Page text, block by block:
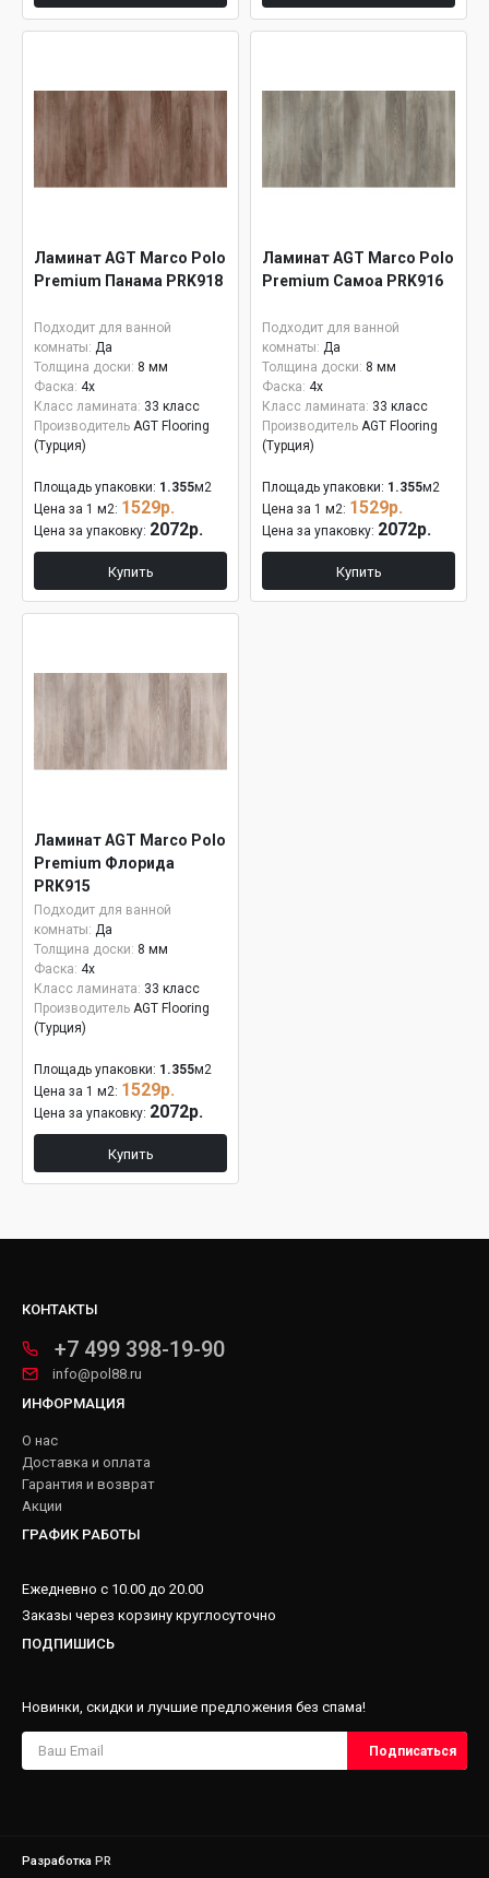
Ламинат AGT Marco Polo
Premium Панама PRK918
Подходит для ванной
комнаты: Да
Толщина доски: 8 мм
Фаска: 4x
Класс ламината: 33 класс
Производитель AGT Flooring
(Турция)
Площадь упаковки: 1.355м2
Цена за 1 м2: 1529р.
Цена за упаковку: 2072р.
Купить
Ламинат AGT Marco Polo
Premium Самоа PRK916
Подходит для ванной
комнаты: Да
Толщина доски: 8 мм
Фаска: 4x
Класс ламината: 33 класс
Производитель AGT Flooring
(Турция)
Площадь упаковки: 1.355м2
Цена за 1 м2: 1529р.
Цена за упаковку: 2072р.
Купить
Ламинат AGT Marco Polo
Premium Флорида
PRK915
Подходит для ванной
комнаты: Да
Толщина доски: 8 мм
Фаска: 4x
Класс ламината: 33 класс
Производитель AGT Flooring
(Турция)
Площадь упаковки: 1.355м2
Цена за 1 м2: 1529р.
Цена за упаковку: 2072р.
Купить
КОНТАКТЫ
+7 499 398-19-90
info@pol88.ru
ИНФОРМАЦИЯ
О нас
Доставка и оплата
Гарантия и возврат
Акции
ГРАФИК РАБОТЫ
Ежедневно с 10.00 до 20.00
Заказы через корзину круглосуточно
ПОДПИШИСЬ
Новинки, скидки и лучшие предложения без спама!
Разработка PR